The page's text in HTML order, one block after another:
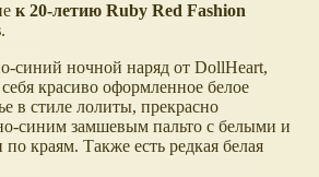
к 20-летию Ruby Red Fashion
.
синий ночной наряд от DollHeart,
красиво оформленное белое
в стиле лолиты, прекрасно
синим замшевым пальто с белыми и
краям. Также есть редкая белая